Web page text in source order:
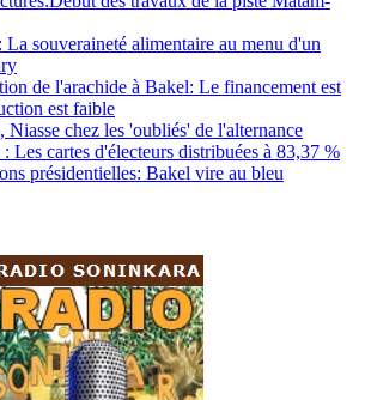
La souveraineté alimentaire au menu d'un
de l'arachide à Bakel: Le financement est
est faible
Niasse chez les 'oubliés' de l'alternance
Les cartes d'électeurs distribuées à 83,37 %
présidentielles: Bakel vire au bleu